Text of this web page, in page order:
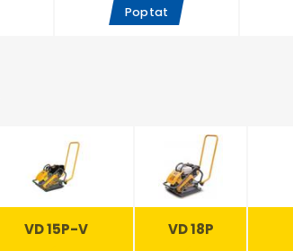
Poptat
VD 15P-V VD 18P